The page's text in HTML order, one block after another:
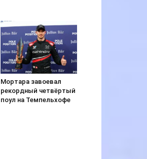
Мортара завоевал
рекордный четвёртый
поул на Темпельхофе